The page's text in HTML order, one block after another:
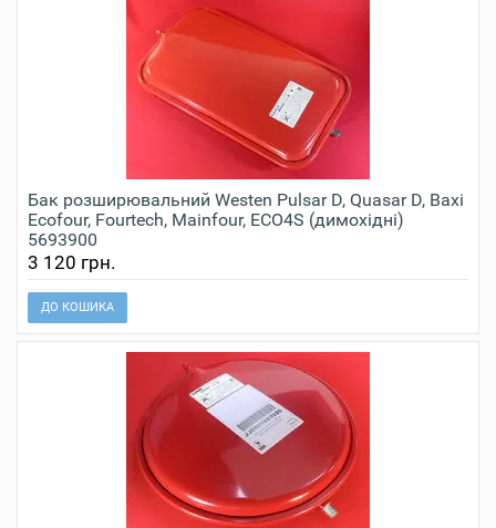
Бак розширювальний Westen Pulsar D, Quasar D, Baxi
Ecofour, Fourtech, Mainfour, ECO4S (димохідні)
5693900
3 120 грн.
ДО КОШИКА